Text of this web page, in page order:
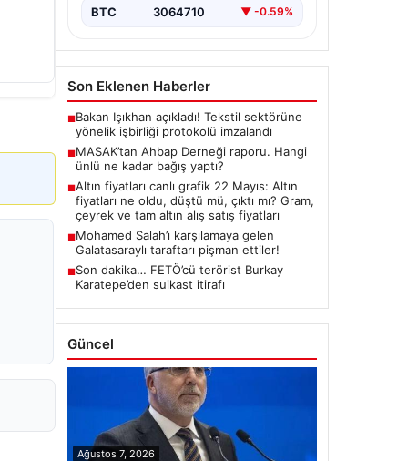
BTC 3064710 ▼ -0.59%
Son Eklenen Haberler
■Bakan Işıkhan açıkladı! Tekstil sektörüne
yönelik işbirliği protokolü imzalandı
■MASAK’tan Ahbap Derneği raporu. Hangi
ünlü ne kadar bağış yaptı?
■Altın fiyatları canlı grafik 22 Mayıs: Altın
fiyatları ne oldu, düştü mü, çıktı mı? Gram,
çeyrek ve tam altın alış satış fiyatları
■Mohamed Salah’ı karşılamaya gelen
Galatasaraylı taraftarı pişman ettiler!
■Son dakika… FETÖ’cü terörist Burkay
Karatepe’den suikast itirafı
Güncel
Ağustos 7, 2026